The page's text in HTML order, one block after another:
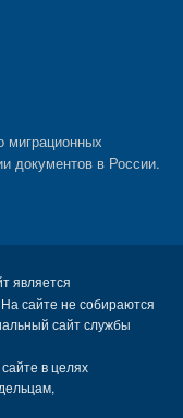
миграционных
документов в России.
является
сайте не собираются
сайт службы
в целях